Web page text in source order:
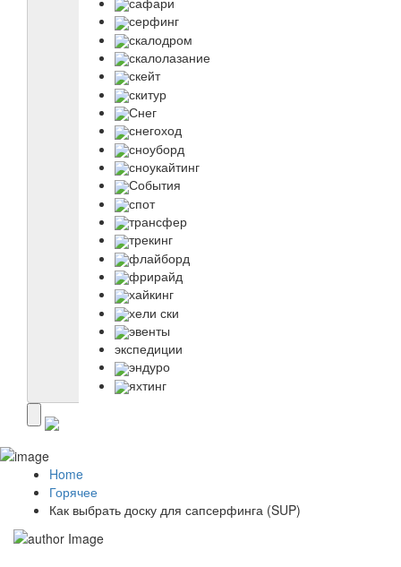
серфинг
скалодром
скалолазание
скейт
скитур
Снег
снегоход
сноуборд
сноукайтинг
События
спот
трансфер
трекинг
флайборд
фрирайд
хайкинг
хели ски
эвенты
экспедиции
эндуро
яхтинг
Home
Горячее
Как выбрать доску для сапсерфинга (SUP)